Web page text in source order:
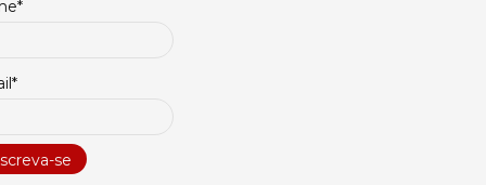
desempenho